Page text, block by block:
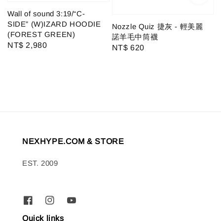
Wall of sound 3:19/“C-
SIDE” (W)IZARD HOODIE
(FOREST GREEN)
Regular
NT$ 2,980
Nozzle Quiz 捷灰 - 輕美麗
諾羊毛中筒襪
Regular
NT$ 620
NEXHYPE.COM & STORE
EST. 2009
Quick links